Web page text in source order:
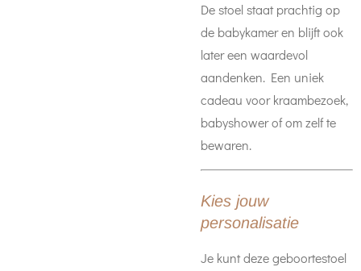
De stoel staat prachtig op
de babykamer en blijft ook
later een waardevol
aandenken. Een uniek
cadeau voor kraambezoek,
babyshower of om zelf te
bewaren.
Kies jouw
personalisatie
Je kunt deze geboortestoel